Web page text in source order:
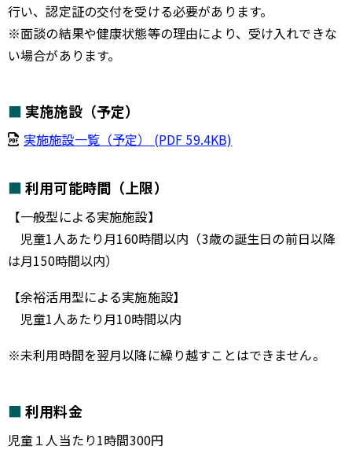
行い、認定証の交付を受ける必要があります。
※面談の結果や健康状態等の理由により、受け入れできな
い場合があります。
実施施設（予定）
実施施設一覧（予定） (PDF 59.4KB)
利用可能時間（上限）
【一般型による実施施設】
児童1人あたり月160時間以内（3歳の誕生日の前日以降
は月150時間以内）
【余裕活用型による実施施設】
児童1人あたり月10時間以内
※未利用時間を翌月以降に繰り越すことはできません。
利用料金
児童１人当たり1時間300円